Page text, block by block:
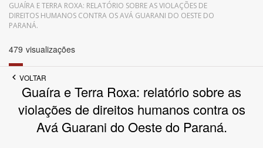
Até
Povo Indígena
GUAÍRA E TERRA ROXA: RELATÓRIO SOBRE AS VIOLAÇÕES DE
DIREITOS HUMANOS CONTRA OS AVÁ GUARANI DO OESTE DO
PARANÁ.
479 visualizações
VOLTAR
Guaíra e Terra Roxa: relatório sobre as
violações de direitos humanos contra os
Avá Guarani do Oeste do Paraná.